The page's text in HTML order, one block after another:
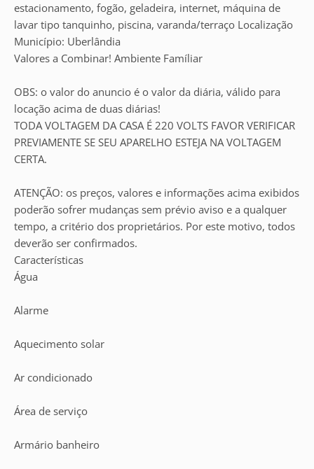
estacionamento, fogão, geladeira, internet, máquina de
lavar tipo tanquinho, piscina, varanda/terraço Localização
Município: Uberlândia
Valores a Combinar! Ambiente Famíliar
OBS: o valor do anuncio é o valor da diária, válido para
locação acima de duas diárias!
TODA VOLTAGEM DA CASA É 220 VOLTS FAVOR VERIFICAR
PREVIAMENTE SE SEU APARELHO ESTEJA NA VOLTAGEM
CERTA.
ATENÇÃO: os preços, valores e informações acima exibidos
poderão sofrer mudanças sem prévio aviso e a qualquer
tempo, a critério dos proprietários. Por este motivo, todos
deverão ser confirmados.
Características
Água
Alarme
Aquecimento solar
Ar condicionado
Área de serviço
Armário banheiro